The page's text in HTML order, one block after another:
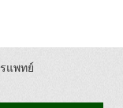
แพทย์